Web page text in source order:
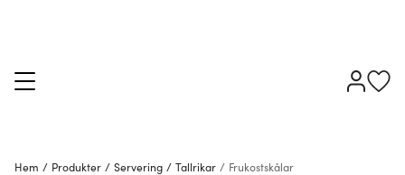
Hem / Produkter / Servering / Tallrikar / Frukostskålar